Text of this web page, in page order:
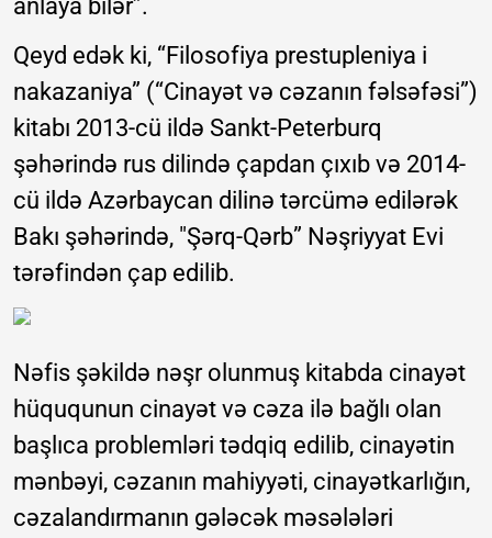
anlaya bilər”.
Qeyd edək ki, “Filosofiya prestupleniya i
nakazaniya” (“Cinayət və cəzanın fəlsəfəsi”)
kitabı 2013-cü ildə Sankt-Peterburq
şəhərində rus dilində çapdan çıxıb və 2014-
cü ildə Azərbaycan dilinə tərcümə edilərək
Bakı şəhərində, "Şərq-Qərb” Nəşriyyat Evi
tərəfindən çap edilib.
Nəfis şəkildə nəşr olunmuş kitabda cinayət
hüququnun cinayət və cəza ilə bağlı olan
başlıca problemləri tədqiq edilib, cinayətin
mənbəyi, cəzanın mahiyyəti, cinayətkarlığın,
cəzalandırmanın gələcək məsələləri